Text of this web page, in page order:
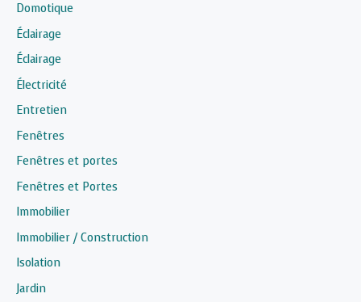
Domotique
Éclairage
Éclairage
Électricité
Entretien
Fenêtres
Fenêtres et portes
Fenêtres et Portes
Immobilier
Immobilier / Construction
Isolation
Jardin